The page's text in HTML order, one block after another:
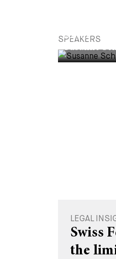
SPEAKERS
PARTNER
Susanne
LEGAL
Swiss
the